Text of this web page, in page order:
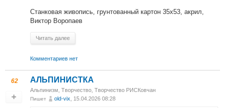
Станковая живопись, грунтованный картон 35х53, акрил,
Виктор Воропаев
Читать далее
Комментариев нет
62 АЛЬПИНИСТКА
Альпинизм Творчество Творчество РИСКовчан
Пишет old-vix , 15.04.2026 08:28